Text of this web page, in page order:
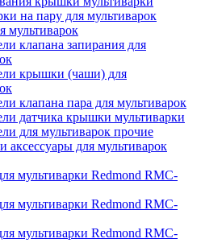
на пару для мультиварок
мультиварок
клапана запирания для
крышки (чаши) для
клапана пара для мультиварок
датчика крышки мультиварки
для мультиварок прочие
аксессуары для мультиварок
мультиварки Redmond RMC-
мультиварки Redmond RMC-
мультиварки Redmond RMC-